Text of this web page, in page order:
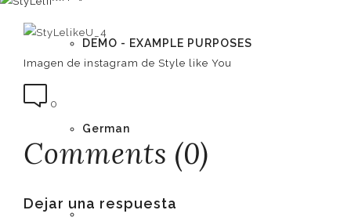
DEMO - EXAMPLE PURPOSES
German
English
Imagen de instagram de Style like You
0
Comments (0)
Dejar una respuesta